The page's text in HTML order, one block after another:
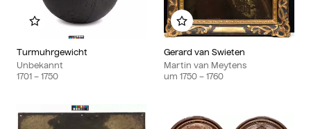
Turmuhrgewicht
Unbekannt
1701 – 1750
Zu meinem Album hinzufügen
Gerard van Swieten
Martin van Meytens
um 1750 – 1760
Zu meinem Album